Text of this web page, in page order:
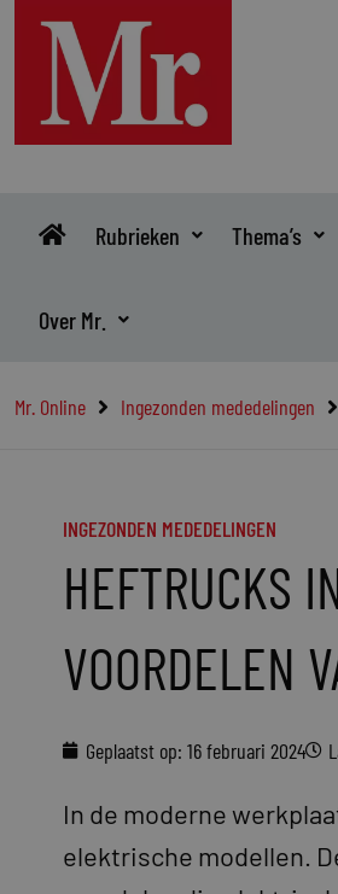
inhoud
Rubrieken Thema’s
Over Mr.
Mr. Online Ingezonden mededelingen
INGEZONDEN MEDEDELINGEN
HEFTRUCKS
VOORDELEN
Geplaatst op: 16 februari 2024
In de moderne
elektrische modellen.